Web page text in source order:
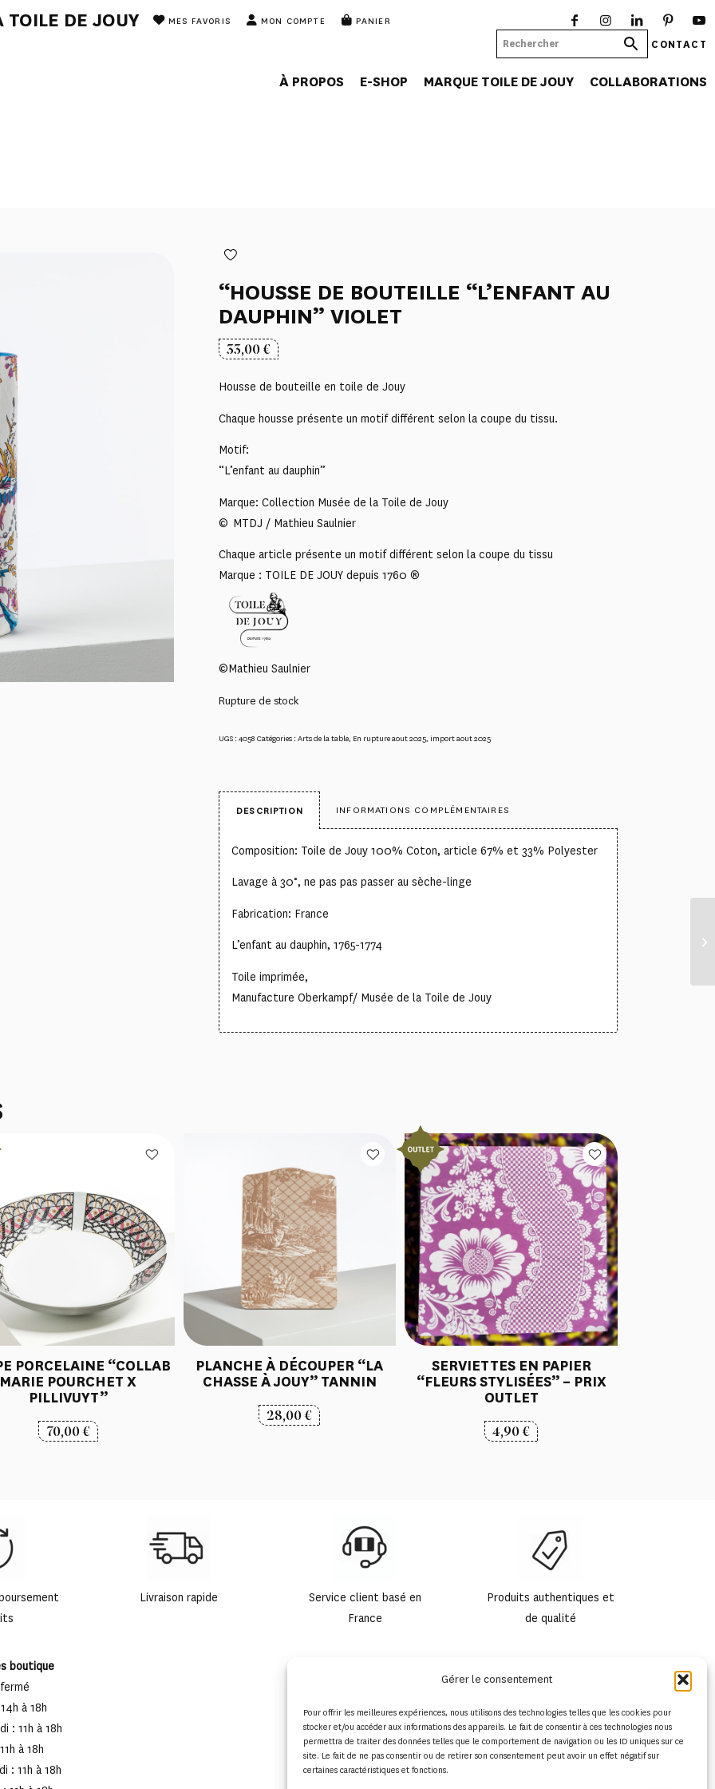
Gérer le consentement
Pour offrir les meilleures expériences, nous utilisons des technologies telles que les cookies pour
stocker et/ou accéder aux informations des appareils. Le fait de consentir à ces technologies nous
permettra de traiter des données telles que le comportement de navigation ou les ID uniques sur ce
site. Le fait de ne pas consentir ou de retirer son consentement peut avoir un effet négatif sur
certaines caractéristiques et fonctions.
TOILE DE JOUY MES FAVORIS MON COMPTE PANIER
CONTACT
À PROPOS E-SHOP MARQUE TOILE DE JOUY COLLABORATIONS
“HOUSSE DE BOUTEILLE “L’ENFANT AU
DAUPHIN” VIOLET
33,00€
Housse de bouteille en toile de Jouy
Chaque housse présente un motif différent selon la coupe du tissu.
Motif:
“L’enfant au dauphin”
Marque: Collection Musée de la Toile de Jouy
© MTDJ / Mathieu Saulnier
Chaque article présente un motif différent selon la coupe du tissu
Marque : TOILE DE JOUY depuis 1760 ®
©Mathieu Saulnier
Rupture de stock
UGS :4058 Catégories :Arts de la table En rupture aout 2025 import aout 2025
DESCRIPTION INFORMATIONS COMPLÉMENTAIRES
Composition: Toile de Jouy 100% Coton, article 67% et 33% Polyester
Lavage à 30°, ne pas pas passer au sèche-linge
Fabrication: France
L’enfant au dauphin, 1765-1774
Toile imprimée,
Manufacture Oberkampf/ Musée de la Toile de Jouy
PORCELAINE “COLLAB
MARIE POURCHET X
PILLIVUYT”
70,00€
PLANCHE À DÉCOUPER “LA
CHASSE À JOUY” TANNIN
28,00€
SERVIETTES EN PAPIER
“FLEURS STYLISÉES” – PRIX
OUTLET
4,90€
Livraison rapide
Service client basé en
France
Produits authentiques et
de qualité
boutique
à 18h
: 11h à 18h
à 18h
: 11h à 18h